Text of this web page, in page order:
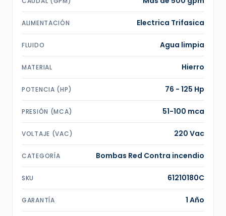
ALIMENTACIÓN Electrica Trifasica
FLUIDO Agua limpia
MATERIAL Hierro
POTENCIA (HP) 76 - 125 Hp
PRESIÓN (MCA) 51-100 mca
VOLTAJE (VAC) 220 Vac
CATEGORÍA Bombas Red Contra incendio
SKU 61210180C
GARANTÍA 1 Año